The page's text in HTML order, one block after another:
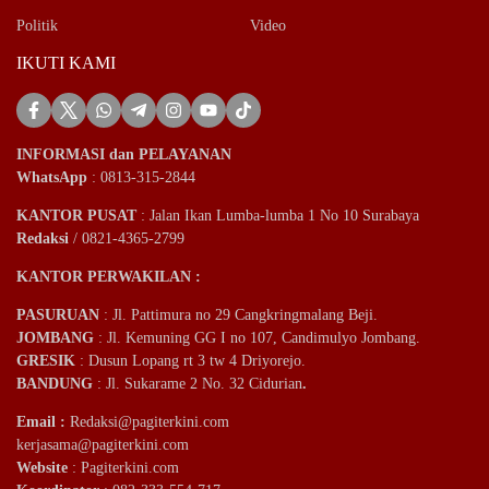
Politik Video
IKUTI KAMI
INFORMASI dan PELAYANAN
WhatsApp : 0813-315-2844
KANTOR PUSAT: Jalan Ikan Lumba-lumba 1 No 10 Surabaya
Redaksi / 0821-4365-2799
KANTOR PERWAKILAN :
PASURUAN : Jl. Pattimura no 29 Cangkringmalang Beji.
JOMBANG : Jl. Kemuning GG I no 107, Candimulyo Jombang.
GRESIK : Dusun Lopang rt 3 tw 4 Driyorejo.
BANDUNG : Jl. Sukarame 2 No. 32 Cidurian.
Email : Redaksi@pagiterkini.com
kerjasama@pagiterkini.com
Website : Pagiterkini.com